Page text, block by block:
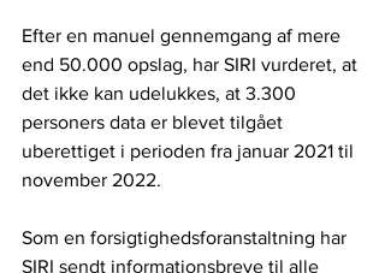
Efter en manuel gennemgang af mere
end 50.000 opslag, har SIRI vurderet, at
det ikke kan udelukkes, at 3.300
personers data er blevet tilgået
uberettiget i perioden fra januar 2021 til
november 2022.
Som en forsigtighedsforanstaltning har
SIRI sendt informationsbreve til alle